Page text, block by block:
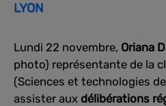
LYON
Lundi 22 novembre, Oriana
photo) représentante de la
(Sciences et technologies
assister aux délibérations